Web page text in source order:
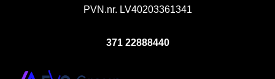
PVN.nr. LV40203361341
371 22888440